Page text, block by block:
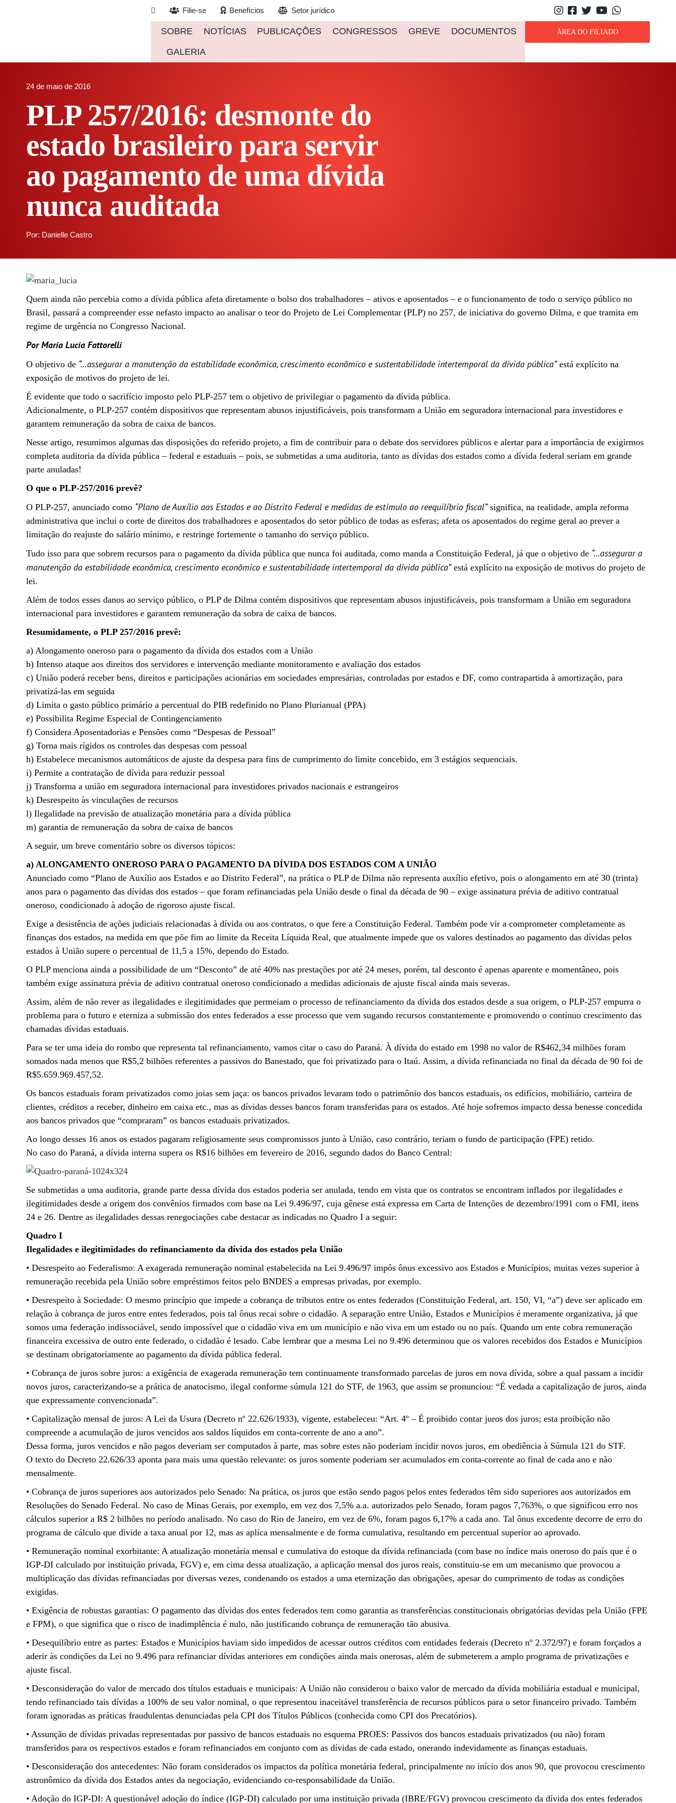
Filie-se Benefícios Setor jurídico
SOBRE NOTÍCIAS PUBLICAÇÕES CONGRESSOS GREVE DOCUMENTOS
GALERIA
ÁREA DO FILIADO
24 de maio de 2016
PLP 257/2016: desmonte do
estado brasileiro para servir
ao pagamento de uma dívida
nunca auditada
Por: Danielle Castro
Quem ainda não percebia como a dívida pública afeta diretamente o bolso dos trabalhadores – ativos e aposentados – e o funcionamento de todo o serviço público no
Brasil, passará a compreender esse nefasto impacto ao analisar o teor do Projeto de Lei Complementar (PLP) no 257, de iniciativa do governo Dilma, e que tramita em
regime de urgência no Congresso Nacional.
Por Maria Lucia Fattorelli
O objetivo de “…assegurar a manutenção da estabilidade econômica, crescimento econômico e sustentabilidade intertemporal da dívida pública”está explícito na
exposição de motivos do projeto de lei.
É evidente que todo o sacrifício imposto pelo PLP-257 tem o objetivo de privilegiar o pagamento da dívida pública.
Adicionalmente, o PLP-257 contém dispositivos que representam abusos injustificáveis, pois transformam a União em seguradora internacional para investidores e
garantem remuneração da sobra de caixa de bancos.
Nesse artigo, resumimos algumas das disposições do referido projeto, a fim de contribuir para o debate dos servidores públicos e alertar para a importância de exigirmos
completa auditoria da dívida pública – federal e estaduais – pois, se submetidas a uma auditoria, tanto as dívidas dos estados como a dívida federal seriam em grande
parte anuladas!
O que o PLP-257/2016 prevê?
O PLP-257, anunciado como “Plano de Auxílio aos Estados e ao Distrito Federal e medidas de estímulo ao reequilíbrio fiscal”significa, na realidade, ampla reforma
administrativa que inclui o corte de direitos dos trabalhadores e aposentados do setor público de todas as esferas; afeta os aposentados do regime geral ao prever a
limitação do reajuste do salário mínimo, e restringe fortemente o tamanho do serviço público.
Tudo isso para que sobrem recursos para o pagamento da dívida pública que nunca foi auditada, como manda a Constituição Federal, já que o objetivo de “…assegurar a
manutenção da estabilidade econômica, crescimento econômico e sustentabilidade intertemporal da dívida pública”está explícito na exposição de motivos do projeto de
lei.
Além de todos esses danos ao serviço público, o PLP de Dilma contém dispositivos que representam abusos injustificáveis, pois transformam a União em seguradora
internacional para investidores e garantem remuneração da sobra de caixa de bancos.
Resumidamente, o PLP 257/2016 prevê:
a) Alongamento oneroso para o pagamento da dívida dos estados com a União
b) Intenso ataque aos direitos dos servidores e intervenção mediante monitoramento e avaliação dos estados
c) União poderá receber bens, direitos e participações acionárias em sociedades empresárias, controladas por estados e DF, como contrapartida à amortização, para
privatizá-las em seguida
d) Limita o gasto público primário a percentual do PIB redefinido no Plano Plurianual (PPA)
e) Possibilita Regime Especial de Contingenciamento
f) Considera Aposentadorias e Pensões como “Despesas de Pessoal”
g) Torna mais rígidos os controles das despesas com pessoal
h) Estabelece mecanismos automáticos de ajuste da despesa para fins de cumprimento do limite concebido, em 3 estágios sequenciais.
i) Permite a contratação de dívida para reduzir pessoal
j) Transforma a união em seguradora internacional para investidores privados nacionais e estrangeiros
k) Desrespeito às vinculações de recursos
l) Ilegalidade na previsão de atualização monetária para a dívida pública
m) garantia de remuneração da sobra de caixa de bancos
A seguir, um breve comentário sobre os diversos tópicos:
a) ALONGAMENTO ONEROSO PARA O PAGAMENTO DA DÍVIDA DOS ESTADOS COM A UNIÃO
Anunciado como “Plano de Auxílio aos Estados e ao Distrito Federal”, na prática o PLP de Dilma não representa auxílio efetivo, pois o alongamento em até 30 (trinta)
anos para o pagamento das dívidas dos estados – que foram refinanciadas pela União desde o final da década de 90 – exige assinatura prévia de aditivo contratual
oneroso, condicionado à adoção de rigoroso ajuste fiscal.
Exige a desistência de ações judiciais relacionadas à dívida ou aos contratos, o que fere a Constituição Federal. Também pode vir a comprometer completamente as
finanças dos estados, na medida em que põe fim ao limite da Receita Líquida Real, que atualmente impede que os valores destinados ao pagamento das dívidas pelos
estados à União supere o percentual de 11,5 a 15%, dependo do Estado.
O PLP menciona ainda a possibilidade de um “Desconto” de até 40% nas prestações por até 24 meses, porém, tal desconto é apenas aparente e momentâneo, pois
também exige assinatura prévia de aditivo contratual oneroso condicionado a medidas adicionais de ajuste fiscal ainda mais severas.
Assim, além de não rever as ilegalidades e ilegitimidades que permeiam o processo de refinanciamento da dívida dos estados desde a sua origem, o PLP-257 empurra o
problema para o futuro e eterniza a submissão dos entes federados a esse processo que vem sugando recursos constantemente e promovendo o contínuo crescimento das
chamadas dívidas estaduais.
Para se ter uma ideia do rombo que representa tal refinanciamento, vamos citar o caso do Paraná. À dívida do estado em 1998 no valor de R$462,34 milhões foram
somados nada menos que R$5,2 bilhões referentes a passivos do Banestado, que foi privatizado para o Itaú. Assim, a dívida refinanciada no final da década de 90 foi de
R$5.659.969.457,52.
Os bancos estaduais foram privatizados como joias sem jaça: os bancos privados levaram todo o patrimônio dos bancos estaduais, os edifícios, mobiliário, carteira de
clientes, créditos a receber, dinheiro em caixa etc., mas as dívidas desses bancos foram transferidas para os estados. Até hoje sofremos impacto dessa benesse concedida
aos bancos privados que “compraram” os bancos estaduais privatizados.
Ao longo desses 16 anos os estados pagaram religiosamente seus compromissos junto à União, caso contrário, teriam o fundo de participação (FPE) retido.
No caso do Paraná, a dívida interna supera os R$16 bilhões em fevereiro de 2016, segundo dados do Banco Central:
Se submetidas a uma auditoria, grande parte dessa dívida dos estados poderia ser anulada, tendo em vista que os contratos se encontram inflados por ilegalidades e
ilegitimidades desde a origem dos convênios firmados com base na Lei 9.496/97, cuja gênese está expressa em Carta de Intenções de dezembro/1991 com o FMI, itens
24 e 26. Dentre as ilegalidades dessas renegociações cabe destacar as indicadas no Quadro I a seguir:
Quadro I
Ilegalidades e ilegitimidades do refinanciamento da dívida dos estados pela União
• Desrespeito ao Federalismo: A exagerada remuneração nominal estabelecida na Lei 9.496/97 impôs ônus excessivo aos Estados e Municípios, muitas vezes superior à
remuneração recebida pela União sobre empréstimos feitos pelo BNDES a empresas privadas, por exemplo.
• Desrespeito à Sociedade: O mesmo princípio que impede a cobrança de tributos entre os entes federados (Constituição Federal, art. 150, VI, “a”) deve ser aplicado em
relação à cobrança de juros entre entes federados, pois tal ônus recai sobre o cidadão. A separação entre União, Estados e Municípios é meramente organizativa, já que
somos uma federação indissociável, sendo impossível que o cidadão viva em um município e não viva em um estado ou no país. Quando um ente cobra remuneração
financeira excessiva de outro ente federado, o cidadão é lesado. Cabe lembrar que a mesma Lei no 9.496 determinou que os valores recebidos dos Estados e Municípios
se destinam obrigatoriamente ao pagamento da dívida pública federal.
• Cobrança de juros sobre juros: a exigência de exagerada remuneração tem continuamente transformado parcelas de juros em nova dívida, sobre a qual passam a incidir
novos juros, caracterizando-se a prática de anatocismo, ilegal conforme súmula 121 do STF, de 1963, que assim se pronunciou: “É vedada a capitalização de juros, ainda
que expressamente convencionada”.
• Capitalização mensal de juros: A Lei da Usura (Decreto nº 22.626/1933), vigente, estabeleceu: “Art. 4º – É proibido contar juros dos juros; esta proibição não
compreende a acumulação de juros vencidos aos saldos líquidos em conta-corrente de ano a ano”.
Dessa forma, juros vencidos e não pagos deveriam ser computados à parte, mas sobre estes não poderiam incidir novos juros, em obediência à Súmula 121 do STF.
O texto do Decreto 22.626/33 aponta para mais uma questão relevante: os juros somente poderiam ser acumulados em conta-corrente ao final de cada ano e não
mensalmente.
• Cobrança de juros superiores aos autorizados pelo Senado: Na prática, os juros que estão sendo pagos pelos entes federados têm sido superiores aos autorizados em
Resoluções do Senado Federal. No caso de Minas Gerais, por exemplo, em vez dos 7,5% a.a. autorizados pelo Senado, foram pagos 7,763%, o que significou erro nos
cálculos superior a R$ 2 bilhões no período analisado. No caso do Rio de Janeiro, em vez de 6%, foram pagos 6,17% a cada ano. Tal ônus excedente decorre de erro do
programa de cálculo que divide a taxa anual por 12, mas as aplica mensalmente e de forma cumulativa, resultando em percentual superior ao aprovado.
• Remuneração nominal exorbitante: A atualização monetária mensal e cumulativa do estoque da dívida refinanciada (com base no índice mais oneroso do país que é o
IGP-DI calculado por instituição privada, FGV) e, em cima dessa atualização, a aplicação mensal dos juros reais, constituiu-se em um mecanismo que provocou a
multiplicação das dívidas refinanciadas por diversas vezes, condenando os estados a uma eternização das obrigações, apesar do cumprimento de todas as condições
exigidas.
• Exigência de robustas garantias: O pagamento das dívidas dos entes federados tem como garantia as transferências constitucionais obrigatórias devidas pela União (FPE
e FPM), o que significa que o risco de inadimplência é nulo, não justificando cobrança de remuneração tão abusiva.
• Desequilíbrio entre as partes: Estados e Municípios haviam sido impedidos de acessar outros créditos com entidades federais (Decreto nº 2.372/97) e foram forçados a
aderir às condições da Lei no 9.496 para refinanciar dívidas anteriores em condições ainda mais onerosas, além de submeterem a amplo programa de privatizações e
ajuste fiscal.
• Desconsideração do valor de mercado dos títulos estaduais e municipais: A União não considerou o baixo valor de mercado da dívida mobiliária estadual e municipal,
tendo refinanciado tais dívidas a 100% de seu valor nominal, o que representou inaceitável transferência de recursos públicos para o setor financeiro privado. Também
foram ignoradas as práticas fraudulentas denunciadas pela CPI dos Títulos Públicos (conhecida como CPI dos Precatórios).
• Assunção de dívidas privadas representadas por passivo de bancos estaduais no esquema PROES: Passivos dos bancos estaduais privatizados (ou não) foram
transferidos para os respectivos estados e foram refinanciados em conjunto com as dívidas de cada estado, onerando indevidamente as finanças estaduais.
• Desconsideração dos antecedentes: Não foram considerados os impactos da política monetária federal, principalmente no início dos anos 90, que provocou crescimento
astronômico da dívida dos Estados antes da negociação, evidenciando co-responsabilidade da União.
• Adoção do IGP-DI: A questionável adoção do índice (IGP-DI) calculado por uma instituição privada (IBRE/FGV) provocou crescimento da dívida dos entes federados